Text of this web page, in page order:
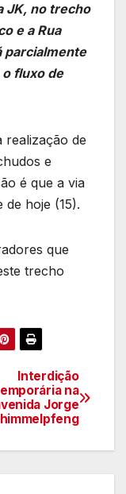
JK, no trecho
e a Rua
parcialmente
fluxo de
realização de
e
é que a via
de hoje (15).
que
trecho
Interdição
na
Jorge